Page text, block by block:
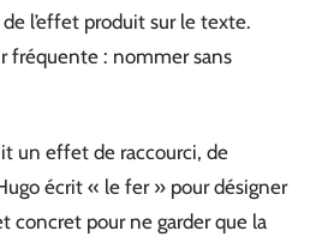
l’effet produit sur le texte.
fréquente : nommer sans
un effet de raccourci, de
écrit « le fer » pour désigner
concret pour ne garder que la